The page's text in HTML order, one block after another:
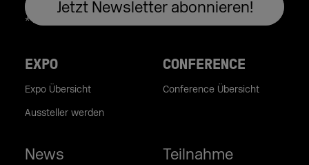
EXPO
Expo Übersicht
Aussteller werden
CONFERENCE
Conference Übersicht
News Teilnahme